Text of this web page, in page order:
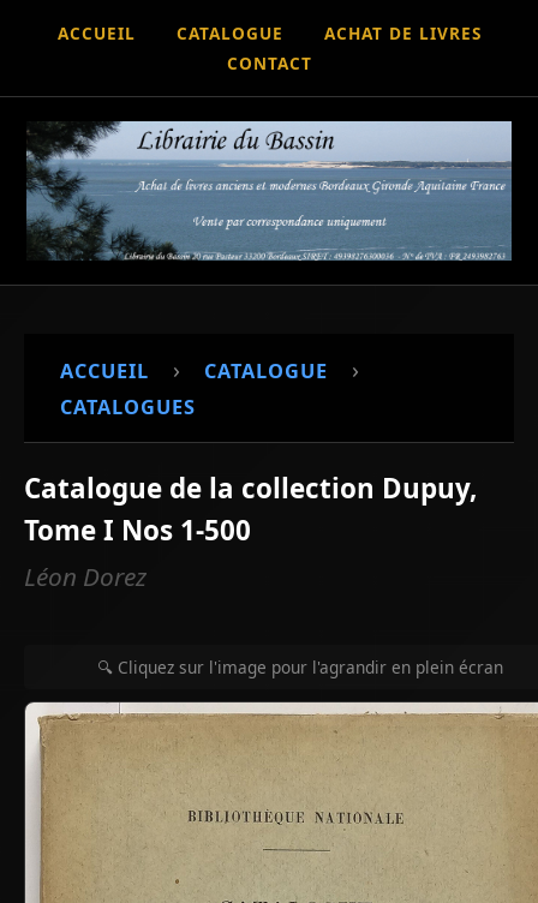
ACCUEIL CATALOGUE
ACHAT DE LIVRES
CONTACT
ACCUEIL › CATALOGUE ›
CATALOGUES
Catalogue de la collection Dupuy,
Tome I Nos 1-500
Léon Dorez
🔍 Cliquez sur l'image pour l'agrandir en plein écran